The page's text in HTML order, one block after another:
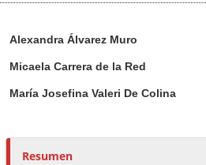
u
o
s
Alexandra Álvarez Muro
Micaela Carrera de la Red
María Josefina Valeri De Colina
Resumen